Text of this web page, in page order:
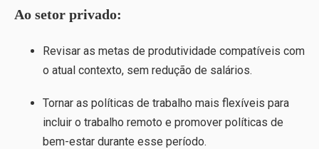
Ao setor privado:
Revisar as metas de produtividade compatíveis com
o atual contexto, sem redução de salários.
Tornar as políticas de trabalho mais flexíveis para
incluir o trabalho remoto e promover políticas de
bem-estar durante esse período.